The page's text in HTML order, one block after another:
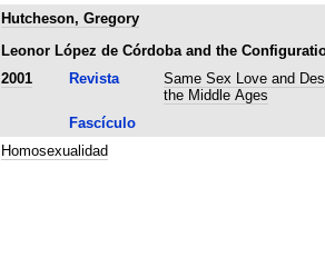
Hutcheson, Gregory
Leonor López de Córdoba and the
2001 Revista
Same Sex Love and
the Middle Ages
Fascículo
Homosexualidad